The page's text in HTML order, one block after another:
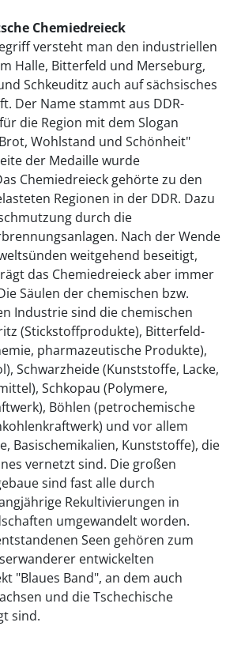
Chemiedreieck
versteht man den industriellen
Halle, Bitterfeld und Merseburg,
Schkeuditz auch auf sächsisches
Der Name stammt aus DDR-
die Region mit dem Slogan
Wohlstand und Schönheit"
der Medaille wurde
Chemiedreieck gehörte zu den
Regionen in der DDR. Dazu
durch die
Nach der Wende
weitgehend beseitigt,
das Chemiedreieck aber immer
Säulen der chemischen bzw.
Industrie sind die chemischen
(Stickstoffprodukte), Bitterfeld-
pharmazeutische Produkte),
Schwarzheide (Kunststoffe, Lacke,
Schkopau (Polymere,
Böhlen (petrochemische
und vor allem
Basischemikalien, Kunststoffe), die
vernetzt sind. Die großen
sind fast alle durch
Rekultivierungen in
umgewandelt worden.
Seen gehören zum
entwickelten
"Blaues Band", an dem auch
und die Tschechische
sind.